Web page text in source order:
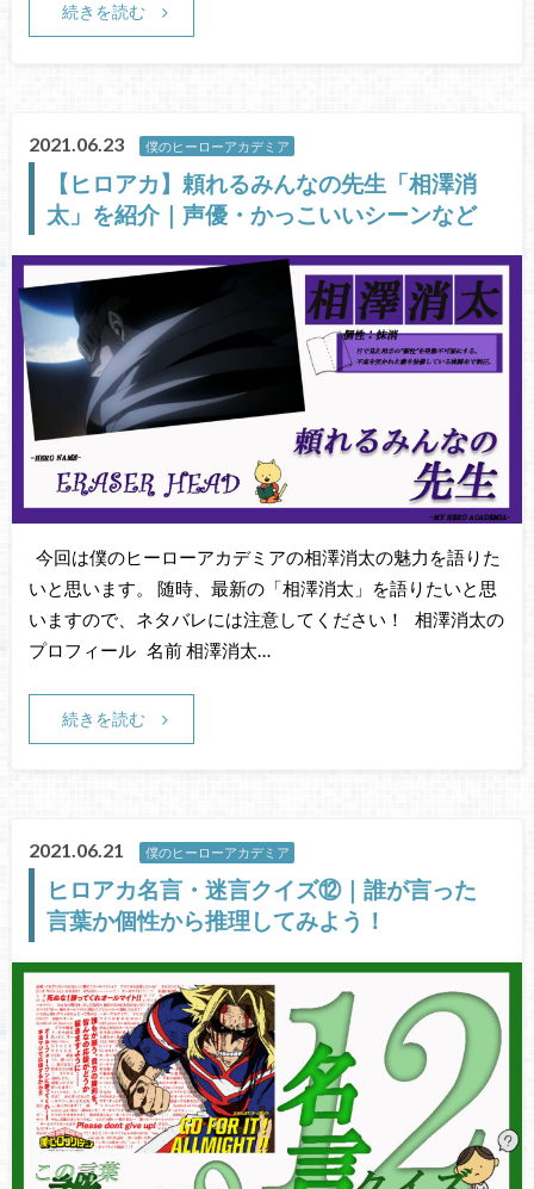
続きを読む
2021.06.23 僕のヒーローアカデミア
【ヒロアカ】頼れるみんなの先生「相澤消
太」を紹介｜声優・かっこいいシーンなど
今回は僕のヒーローアカデミアの相澤消太の魅力を語りた
いと思います。 随時、最新の「相澤消太」を語りたいと思
いますので、ネタバレには注意してください！ 相澤消太の
プロフィール 名前 相澤消太…
続きを読む
2021.06.21 僕のヒーローアカデミア
ヒロアカ名言・迷言クイズ⑫｜誰が言った
言葉か個性から推理してみよう！